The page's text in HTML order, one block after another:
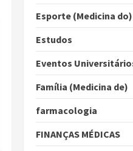
Esporte (Medicina do)
Estudos
Eventos
Família (Medicina de)
farmacologia
FINANÇAS MÉDICAS